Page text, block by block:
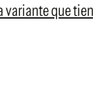
variante que